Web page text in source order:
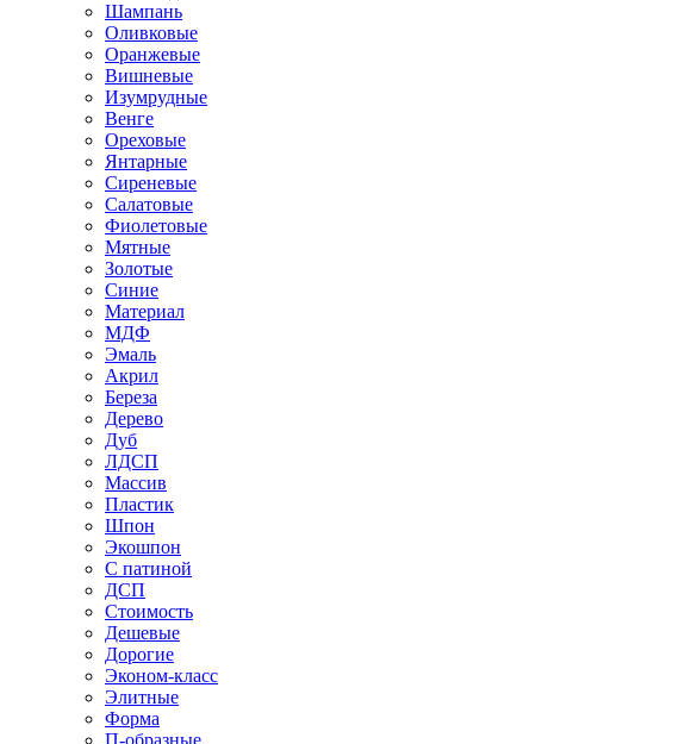
Шампань
Оливковые
Оранжевые
Вишневые
Изумрудные
Венге
Ореховые
Янтарные
Сиреневые
Салатовые
Фиолетовые
Мятные
Золотые
Синие
Материал
МДФ
Эмаль
Акрил
Береза
Дерево
Дуб
ЛДСП
Массив
Пластик
Шпон
Экошпон
С патиной
ДСП
Стоимость
Дешевые
Дорогие
Эконом-класс
Элитные
Форма
П-образные